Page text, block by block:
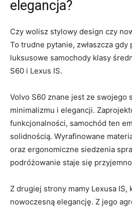
elegancja?
Czy wolisz stylowy design czy​
To trudne ‌pytanie, zwłaszcza
luksusowe samochody​ klasy
‌S60 i Lexus IS.
Volvo S60 znane jest ze swojego
minimalizmu⁢ i elegancji.
funkcjonalności, samochód ten
solidnością.​ Wyrafinowane
oraz ergonomiczne siedzenia
podróżowanie staje się
Z drugiej strony mamy Lexusa
nowoczesną ⁣elegancję. Z jego⁤